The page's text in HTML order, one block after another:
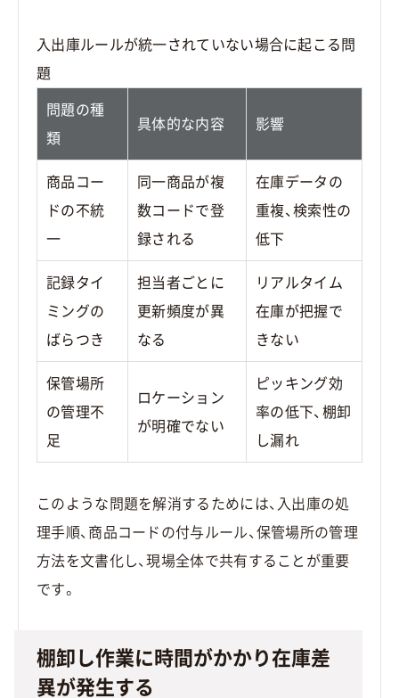
入出庫ルールが統一されていない場合に起こる問
題
問題の種
類
具体的な内容 影響
商品コー
ドの不統
一
同一商品が複
数コードで登
録される
在庫データの
重複、検索性の
低下
記録タイ
ミングの
ばらつき
担当者ごとに
更新頻度が異
なる
リアルタイム
在庫が把握で
きない
保管場所
の管理不
足
ロケーション
が明確でない
ピッキング効
率の低下、棚卸
し漏れ
このような問題を解消するためには、入出庫の処
理手順、商品コードの付与ルール、保管場所の管理
方法を文書化し、現場全体で共有することが重要
です。
棚卸し作業に時間がかかり在庫差
異が発生する